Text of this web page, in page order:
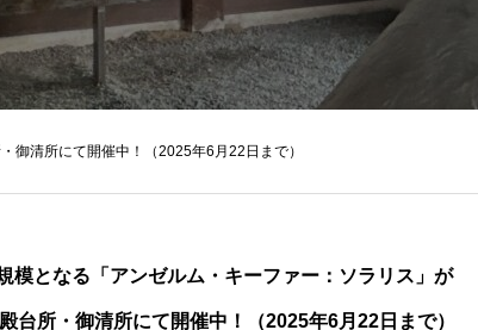
御清所にて開催中！（2025年6月22日まで）
模となる「アンゼルム・キーファー：ソラリス」が
台所・御清所にて開催中！（2025年6月22日まで）